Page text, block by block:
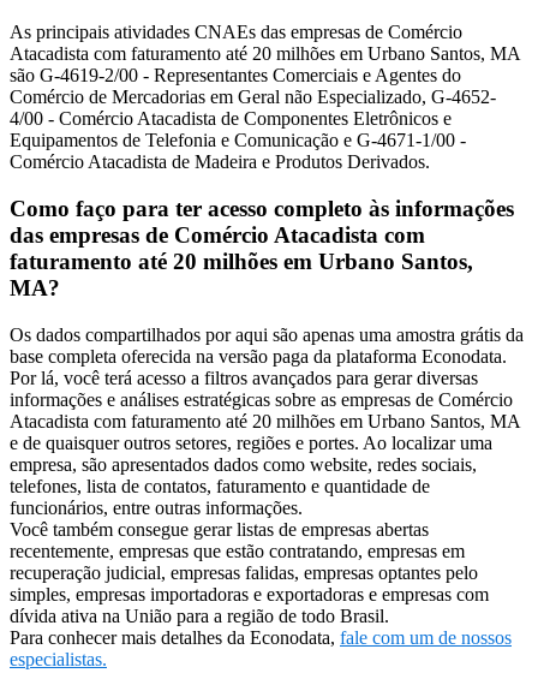
As principais atividades CNAEs das empresas de Comércio
Atacadista com faturamento até 20 milhões em Urbano Santos, MA
são G-4619-2/00 - Representantes Comerciais e Agentes do
Comércio de Mercadorias em Geral não Especializado, G-4652-
4/00 - Comércio Atacadista de Componentes Eletrônicos e
Equipamentos de Telefonia e Comunicação e G-4671-1/00 -
Comércio Atacadista de Madeira e Produtos Derivados.
Como faço para ter acesso completo às informações
das empresas de Comércio Atacadista com
faturamento até 20 milhões em Urbano Santos,
MA?
Os dados compartilhados por aqui são apenas uma amostra grátis da
base completa oferecida na versão paga da plataforma Econodata.
Por lá, você terá acesso a filtros avançados para gerar diversas
informações e análises estratégicas sobre as empresas de Comércio
Atacadista com faturamento até 20 milhões em Urbano Santos, MA
e de quaisquer outros setores, regiões e portes. Ao localizar uma
empresa, são apresentados dados como website, redes sociais,
telefones, lista de contatos, faturamento e quantidade de
funcionários, entre outras informações.
Você também consegue gerar listas de empresas abertas
recentemente, empresas que estão contratando, empresas em
recuperação judicial, empresas falidas, empresas optantes pelo
simples, empresas importadoras e exportadoras e empresas com
dívida ativa na União para a região de todo Brasil.
Para conhecer mais detalhes da Econodata, fale com um de nossos
especialistas.